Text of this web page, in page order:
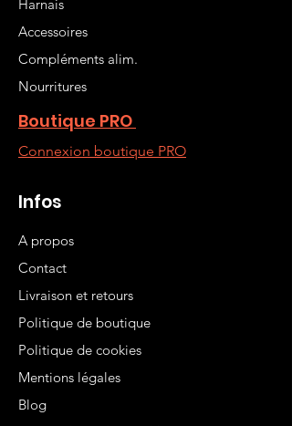
Harnais
Accessoires
Compléments alim.
Nourritures
Boutique PRO
Connexion boutique PRO
Infos
A propos
Contact
Livraison et retours
Politique de boutique
Politique de cookies
Mentions légales
Blog